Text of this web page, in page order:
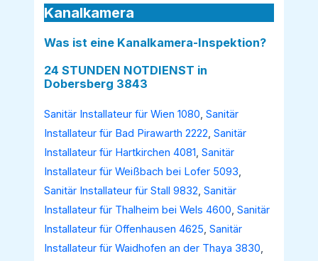
Kanalkamera
Was ist eine Kanalkamera-Inspektion?
24 STUNDEN NOTDIENST in
Dobersberg 3843
Sanitär Installateur für Wien 1080,Sanitär
Installateur für Bad Pirawarth 2222,Sanitär
Installateur für Hartkirchen 4081,Sanitär
Installateur für Weißbach bei Lofer 5093,
Sanitär Installateur für Stall 9832,Sanitär
Installateur für Thalheim bei Wels 4600,Sanitär
Installateur für Offenhausen 4625,Sanitär
Installateur für Waidhofen an der Thaya 3830,